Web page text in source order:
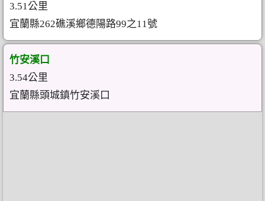
3.51公里
宜蘭縣262礁溪鄉德陽路99之11號
竹安溪口
3.54公里
宜蘭縣頭城鎮竹安溪口